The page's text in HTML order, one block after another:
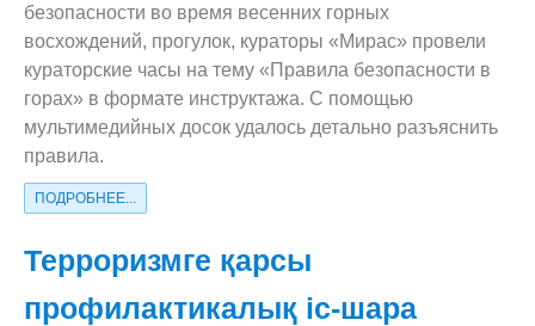
безопасности во время весенних горных
восхождений, прогулок, кураторы «Мирас» провели
кураторские часы на тему «Правила безопасности в
горах» в формате инструктажа. С помощью
мультимедийных досок удалось детально разъяснить
правила.
ПОДРОБНЕЕ...
Терроризмге қарсы
профилактикалық іс-шара